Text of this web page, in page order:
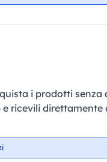
i prodotti senza
e ricevili